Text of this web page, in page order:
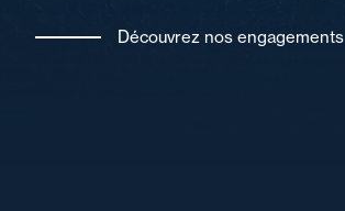
Découvrez nos engagements